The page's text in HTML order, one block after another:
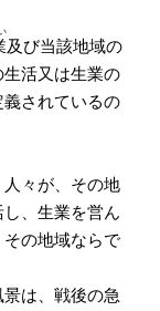
及び当該地域の
活又は生業の
されているの
々が、その地
、生業を営ん
の地域ならで
は、戦後の急